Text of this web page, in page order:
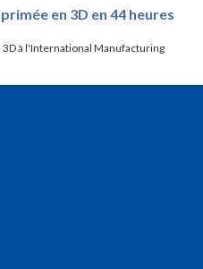
en 3D en 44 heures
à l'International Manufacturing